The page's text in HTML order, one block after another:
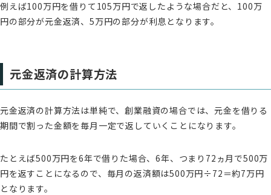
例えば100万円を借りて105万円で返したような場合だと、100万
円の部分が元金返済、5万円の部分が利息となります。
元金返済の計算方法
元金返済の計算方法は単純で、創業融資の場合では、元金を借りる
期間で割った金額を毎月一定で返していくことになります。
たとえば500万円を6年で借りた場合、6年、つまり72ヵ月で500万
円を返すことになるので、毎月の返済額は500万円÷72＝約7万円
となります。